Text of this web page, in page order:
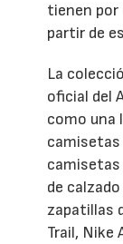
tienen por
partir de
La
oficial del
como una
de
zapatillas
Trail, Nike